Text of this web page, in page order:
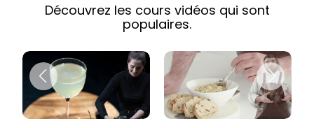
Découvrez les cours vidéos qui sont
populaires.